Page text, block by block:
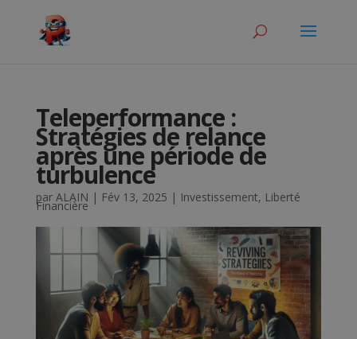
Teleperformance :
Stratégies de relance
après une période de
turbulence
par ALAIN | Fév 13, 2025 | Investissement, Liberté
Financière